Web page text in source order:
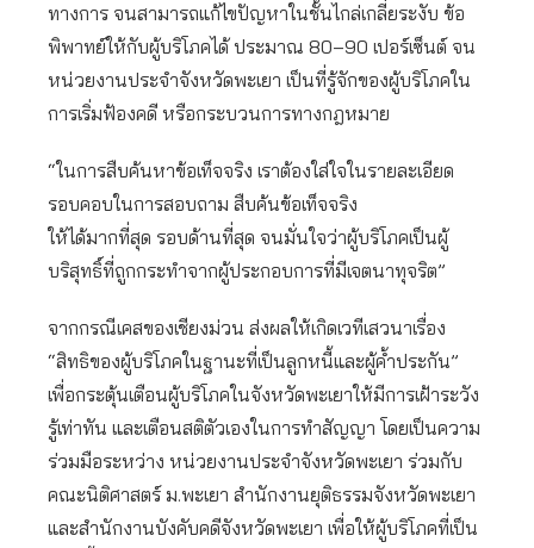
ทางการ จนสามารถแก้ไขปัญหาในชั้นไกล่เกลี่ยระงับ ข้อ
พิพาทย์ให้กับผู้บริโภคได้ ประมาณ 80–90 เปอร์เซ็นต์ จน
หน่วยงานประจำจังหวัดพะเยา เป็นที่รู้จักของผู้บริโภคใน
การเริ่มฟ้องคดี หรือกระบวนการทางกฎหมาย
“ในการสืบค้นหาข้อเท็จจริง เราต้องใส่ใจในรายละเอียด
รอบคอบในการสอบถาม สืบค้นข้อเท็จจริง
ให้ได้มากที่สุด รอบด้านที่สุด จนมั่นใจว่าผู้บริโภคเป็นผู้
บริสุทธิ์ที่ถูกกระทำจากผู้ประกอบการที่มีเจตนาทุจริต”
จากกรณีเคสของเชียงม่วน ส่งผลให้เกิดเวทีเสวนาเรื่อง
“สิทธิของผู้บริโภคในฐานะที่เป็นลูกหนี้และผู้ค้ำประกัน”
เพื่อกระตุ้นเตือนผู้บริโภคในจังหวัดพะเยาให้มีการเฝ้าระวัง
รู้เท่าทัน และเตือนสติตัวเองในการทำสัญญา โดยเป็นความ
ร่วมมือระหว่าง หน่วยงานประจำจังหวัดพะเยา ร่วมกับ
คณะนิติศาสตร์ ม.พะเยา สำนักงานยุติธรรมจังหวัดพะเยา
และสำนักงานบังคับคดีจังหวัดพะเยา เพื่อให้ผู้บริโภคที่เป็น